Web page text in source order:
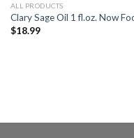
ALL PRODUCTS
Clary Sage Oil 1 fl.oz. Now
$18.99